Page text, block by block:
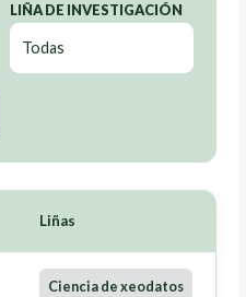
LIÑA DE INVESTIGACIÓN
Liñas
Ciencia de xeodatos